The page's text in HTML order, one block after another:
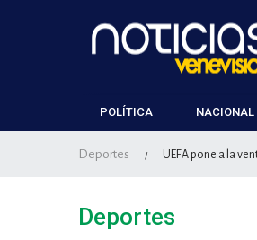
POLÍTICA NACIONAL
Deportes / UEFA pone a la
Deportes